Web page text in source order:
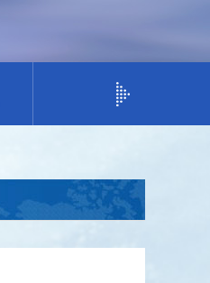
成果奖励制度
Achievement Reward